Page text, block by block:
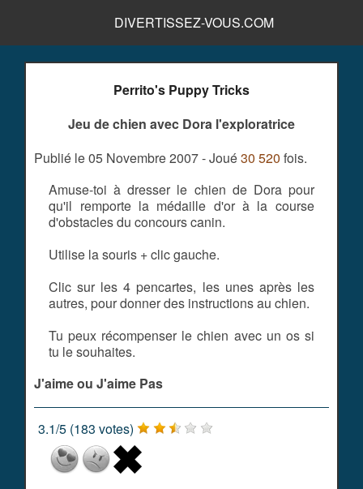
DIVERTISSEZ-VOUS.COM
Perrito's Puppy Tricks
Jeu de chien avec Dora l'exploratrice
Publié le 05 Novembre 2007 - Joué30 520 fois.
Amuse-toi à dresser le chien de Dora pour
qu'il remporte la médaille d'or à la course
d'obstacles du concours canin.
Utilise la souris + clic gauche.
Clic sur les 4 pencartes, les unes après les
autres, pour donner des instructions au chien.
Tu peux récompenser le chien avec un os si
tu le souhaites.
J'aime ou J'aime Pas
3.1/5 (183 votes)